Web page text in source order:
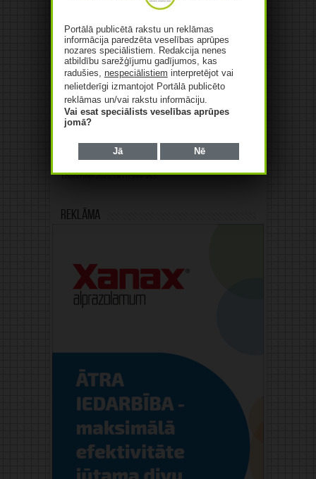
Reklāma
Portālā publicētā rakstu un reklāmas
informācija paredzēta veselības aprūpes
nozares speciālistiem. Redakcija nenes
atbildību sarežģījumu gadījumos, kas
radušies, nespeciālistiem interpretējot vai
nelietderīgi izmantojot Portālā publicēto
reklāmas un/vai rakstu informāciju.
Vai esat speciālists veselības aprūpes
jomā?
Jā Nē